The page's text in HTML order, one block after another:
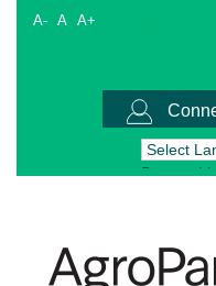
A- A A+
Powered